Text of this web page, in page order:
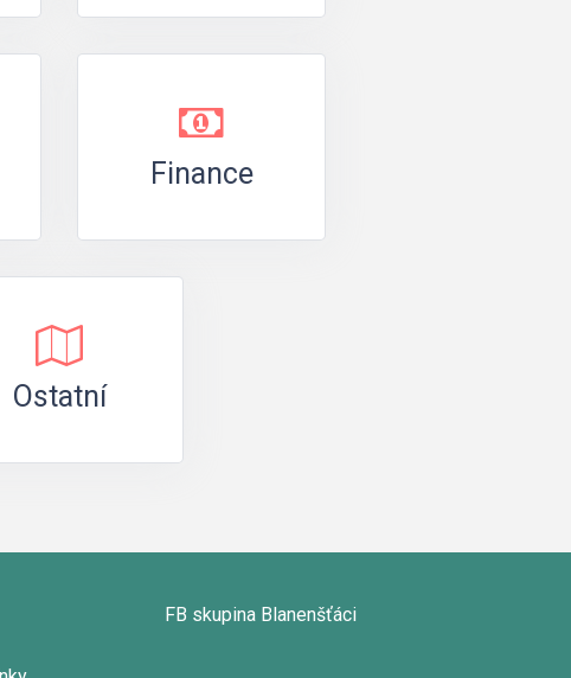
Finance
Ostatní
FB skupina Blanenšťáci